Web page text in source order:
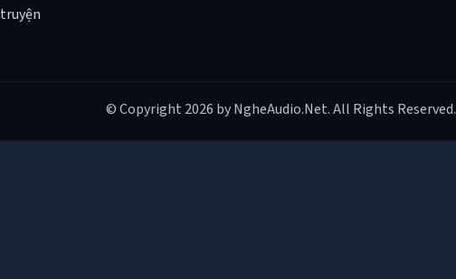
© Copyright 2026 by NgheAudio.Net. All Rights Reserved.